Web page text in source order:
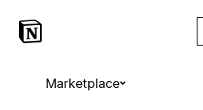
Marketplace